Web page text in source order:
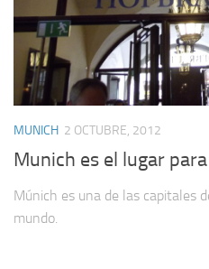
MUNICH 2 OCTUBRE, 2012
Munich es el lugar
Múnich es una de las capitales
mundo.